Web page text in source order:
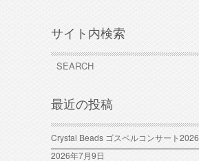
サイト内検索
最近の投稿
Crystal Beads ゴスペルコンサート2026
2026年7月9日